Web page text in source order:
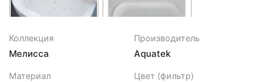
8538 ₽ 46197 ₽
Коллекция
Мелисса
Производитель
Aquatek
Материал Цвет (фильтр)